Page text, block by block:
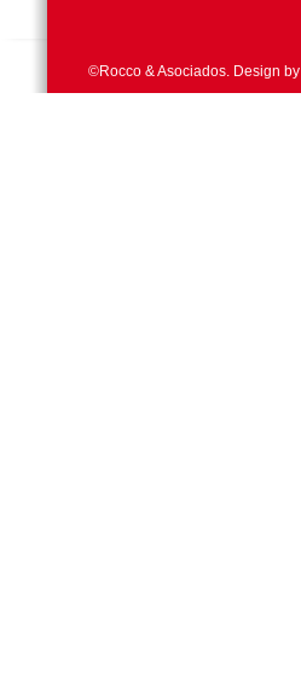
©Rocco & Asociados. Design by